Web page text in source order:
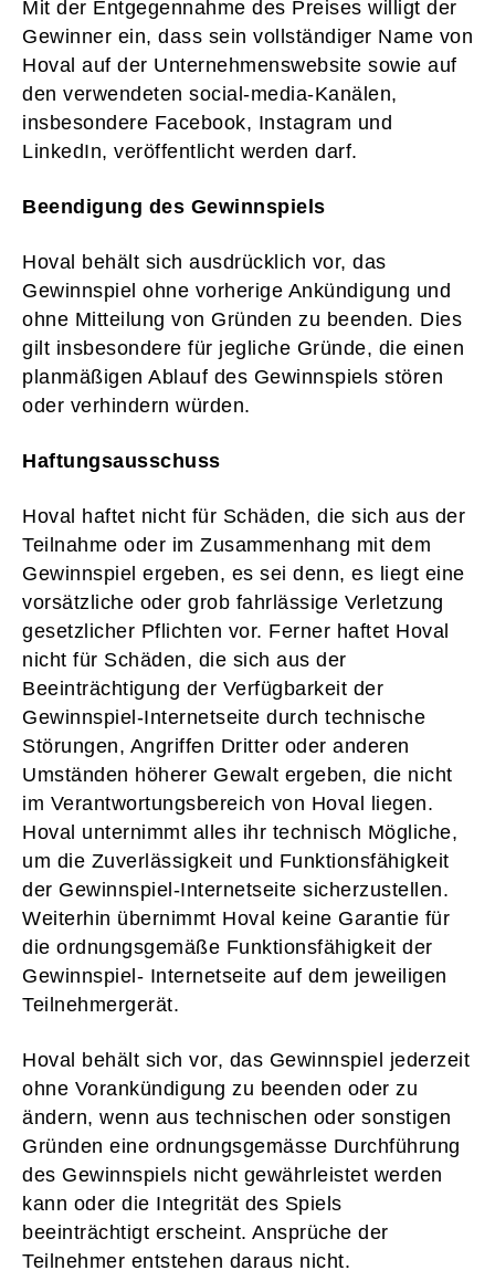
Mit der Entgegennahme des Preises willigt der
Gewinner ein, dass sein vollständiger Name von
Hoval auf der Unternehmenswebsite sowie auf
den verwendeten social-media-Kanälen,
insbesondere Facebook, Instagram und
LinkedIn, veröffentlicht werden darf.
Beendigung des Gewinnspiels
Hoval behält sich ausdrücklich vor, das
Gewinnspiel ohne vorherige Ankündigung und
ohne Mitteilung von Gründen zu beenden. Dies
gilt insbesondere für jegliche Gründe, die einen
planmäßigen Ablauf des Gewinnspiels stören
oder verhindern würden.
Haftungsausschuss
Hoval haftet nicht für Schäden, die sich aus der
Teilnahme oder im Zusammenhang mit dem
Gewinnspiel ergeben, es sei denn, es liegt eine
vorsätzliche oder grob fahrlässige Verletzung
gesetzlicher Pflichten vor. Ferner haftet Hoval
nicht für Schäden, die sich aus der
Beeinträchtigung der Verfügbarkeit der
Gewinnspiel-Internetseite durch technische
Störungen, Angriffen Dritter oder anderen
Umständen höherer Gewalt ergeben, die nicht
im Verantwortungsbereich von Hoval liegen.
Hoval unternimmt alles ihr technisch Mögliche,
um die Zuverlässigkeit und Funktionsfähigkeit
der Gewinnspiel-Internetseite sicherzustellen.
Weiterhin übernimmt Hoval keine Garantie für
die ordnungsgemäße Funktionsfähigkeit der
Gewinnspiel- Internetseite auf dem jeweiligen
Teilnehmergerät.
Hoval behält sich vor, das Gewinnspiel jederzeit
ohne Vorankündigung zu beenden oder zu
ändern, wenn aus technischen oder sonstigen
Gründen eine ordnungsgemässe Durchführung
des Gewinnspiels nicht gewährleistet werden
kann oder die Integrität des Spiels
beeinträchtigt erscheint. Ansprüche der
Teilnehmer entstehen daraus nicht.